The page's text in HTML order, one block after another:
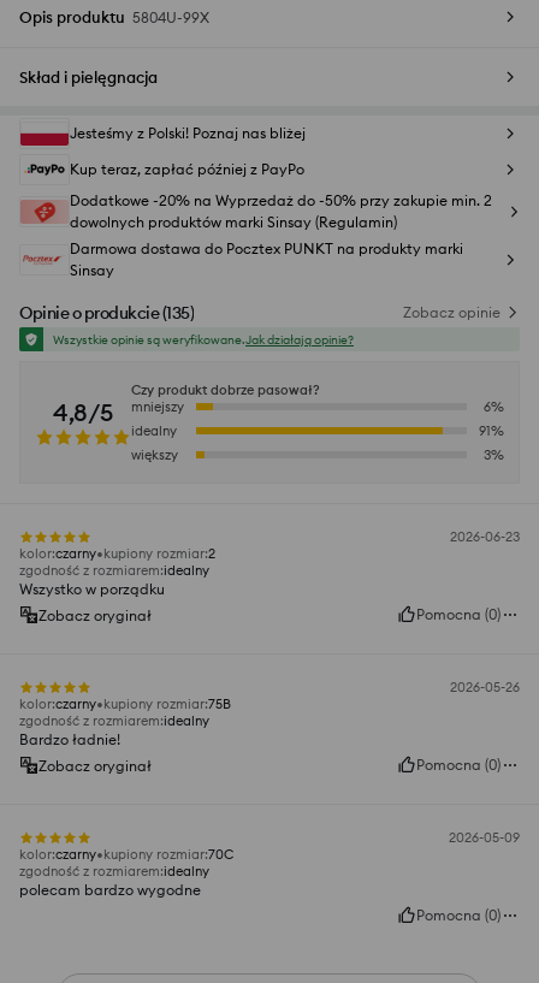
Opis produktu 5804U-99X
Skład i pielęgnacja
Jesteśmy z Polski! Poznaj nas bliżej
Kup teraz, zapłać później z PayPo
Dodatkowe -20% na Wyprzedaż do -50% przy zakupie min. 2
dowolnych produktów marki Sinsay (Regulamin)
Darmowa dostawa do Pocztex PUNKT na produkty marki
Sinsay
Opinie o produkcie(135) Zobacz opinie
Wszystkie opinie są weryfikowane.Jak działają opinie?
4,8/5
Czy produkt dobrze pasował?
mniejszy
6%
idealny
91%
większy
3%
2026-06-23
kolor:czarny kupiony rozmiar:2
zgodność z rozmiarem:idealny
Wszystko w porządku
Zobacz oryginał
Pomocna (0)
2026-05-26
kolor:czarny kupiony rozmiar:75B
zgodność z rozmiarem:idealny
Bardzo ładnie!
Zobacz oryginał
Pomocna (0)
2026-05-09
kolor:czarny kupiony rozmiar:70C
zgodność z rozmiarem:idealny
polecam bardzo wygodne
Pomocna (0)